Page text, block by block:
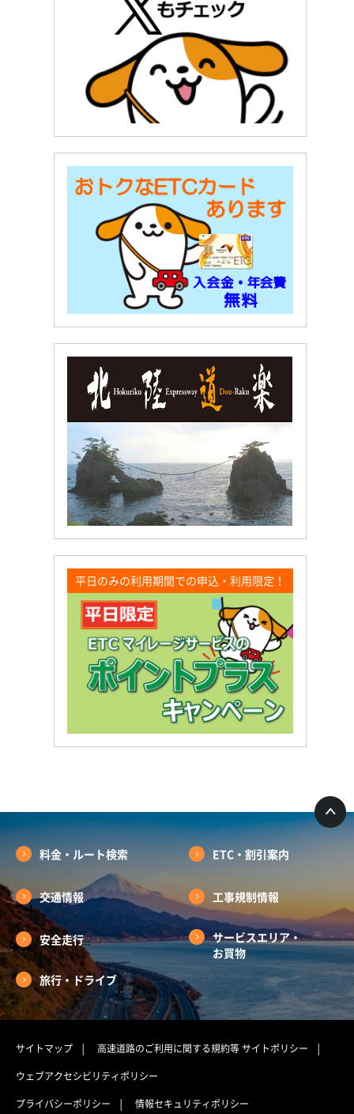
平日のみの利用期間での申込・利用限定！
料金・ルート検索 ETC・割引案内
交通情報 工事規制情報
安全走行
サービスエリア・
お買物
旅行・ドライブ
サイトマップ 高速道路のご利用に関する規約等サイトポリシー
ウェブアクセシビリティポリシー
プライバシーポリシー
情報セキュリティポリシー